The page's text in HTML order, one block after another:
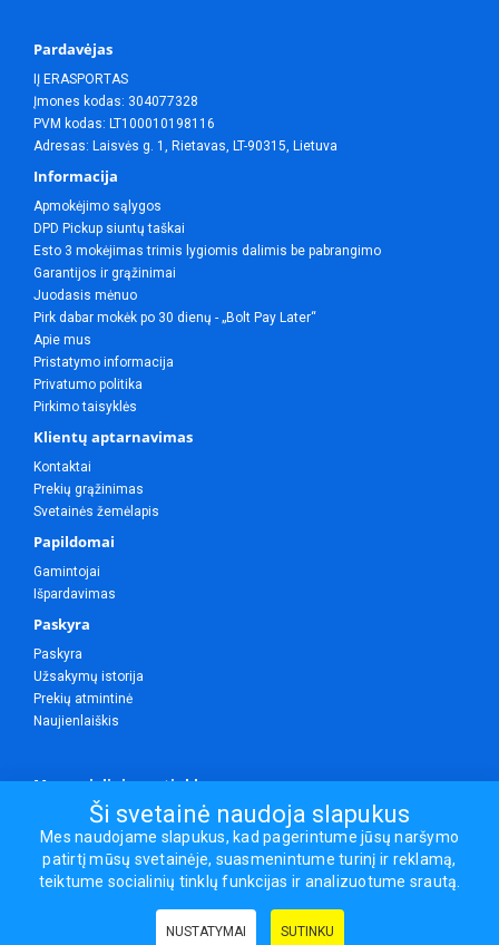
Pardavėjas
IĮ ERASPORTAS
Įmones kodas: 304077328
PVM kodas: LT100010198116
Adresas: Laisvės g. 1, Rietavas, LT-90315, Lietuva
Informacija
Apmokėjimo sąlygos
DPD Pickup siuntų taškai
Esto 3 mokėjimas trimis lygiomis dalimis be pabrangimo
Garantijos ir grąžinimai
Juodasis mėnuo
Pirk dabar mokėk po 30 dienų - „Bolt Pay Later“
Apie mus
Pristatymo informacija
Privatumo politika
Pirkimo taisyklės
Klientų aptarnavimas
Kontaktai
Prekių grąžinimas
Svetainės žemėlapis
Papildomai
Gamintojai
Išpardavimas
Paskyra
Paskyra
Užsakymų istorija
Prekių atmintinė
Naujienlaiškis
Mes socialiniuose tinkluose
Visos teisės saugomos.
Sporto ir laisvalaikio prekės, maisto papildai - erasportas.lt © 2026
Ši svetainė naudoja slapukus
Mes naudojame slapukus, kad pagerintume jūsų naršymo
patirtį mūsų svetainėje, suasmenintume turinį ir reklamą,
teiktume socialinių tinklų funkcijas ir analizuotume srautą.
NUSTATYMAI SUTINKU